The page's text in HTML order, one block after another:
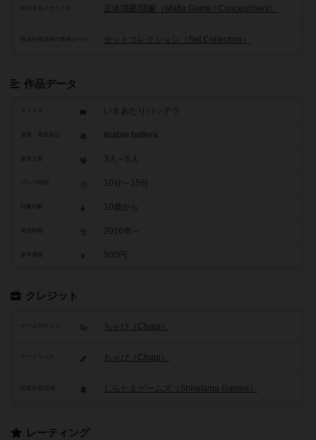
頻出するメカニクス 正体隠匿/隠蔽（Mafia Game / Concealment）
セットコレクション（Set Collection）
作品データ
タイトル いきあたりバッテラ
Ikiatari battera
参加人数 3人～6人
10分～15分
10歳から
2016年～
参考価格 500円
クレジット
ゲームデザイン ちゃぴ（Chapi）
アートワーク ちゃぴ（Chapi）
しらたまゲームズ（Shiratama Games）
レーティング